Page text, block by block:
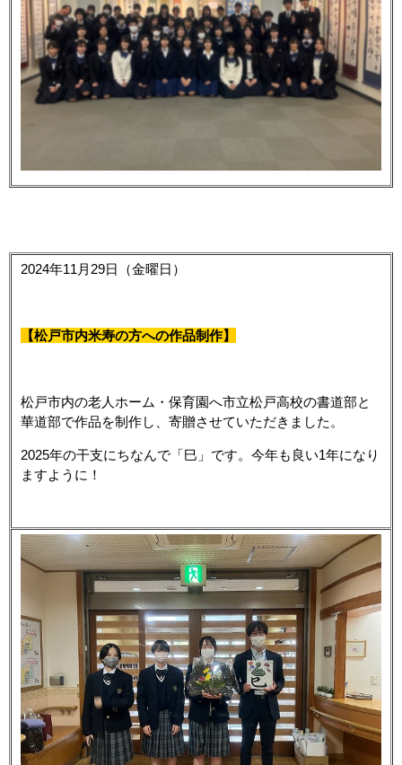
2024年11月29日（金曜日）
【松戸市内米寿の方への作品制作】
松戸市内の老人ホーム・保育園へ市立松戸高校の書道部と
華道部で作品を制作し、寄贈させていただきました。
2025年の干支にちなんで「巳」です。今年も良い1年になり
ますように！